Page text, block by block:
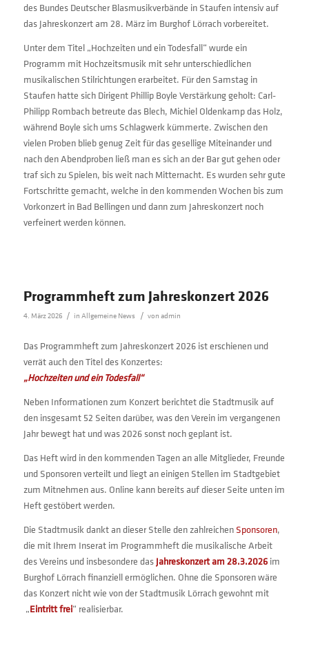
des Bundes Deutscher Blasmusikverbände in Staufen intensiv auf
das Jahreskonzert am 28. März im Burghof Lörrach vorbereitet.
Unter dem Titel „Hochzeiten und ein Todesfall“ wurde ein
Programm mit Hochzeitsmusik mit sehr unterschiedlichen
musikalischen Stilrichtungen erarbeitet. Für den Samstag in
Staufen hatte sich Dirigent Phillip Boyle Verstärkung geholt: Carl-
Philipp Rombach betreute das Blech, Michiel Oldenkamp das Holz,
während Boyle sich ums Schlagwerk kümmerte. Zwischen den
vielen Proben blieb genug Zeit für das gesellige Miteinander und
nach den Abendproben ließ man es sich an der Bar gut gehen oder
traf sich zu Spielen, bis weit nach Mitternacht. Es wurden sehr gute
Fortschritte gemacht, welche in den kommenden Wochen bis zum
Vorkonzert in Bad Bellingen und dann zum Jahreskonzert noch
verfeinert werden können.
Programmheft zum Jahreskonzert 2026
4. März 2026 / in Allgemeine News / von admin
Das Programmheft zum Jahreskonzert 2026 ist erschienen und
verrät auch den Titel des Konzertes:
„Hochzeiten und ein Todesfall“
Neben Informationen zum Konzert berichtet die Stadtmusik auf
den insgesamt 52 Seiten darüber, was den Verein im vergangenen
Jahr bewegt hat und was 2026 sonst noch geplant ist.
Das Heft wird in den kommenden Tagen an alle Mitglieder, Freunde
und Sponsoren verteilt und liegt an einigen Stellen im Stadtgebiet
zum Mitnehmen aus. Online kann bereits auf dieser Seite unten im
Heft gestöbert werden.
Die Stadtmusik dankt an dieser Stelle den zahlreichen Sponsoren,
die mit Ihrem Inserat im Programmheft die musikalische Arbeit
des Vereins und insbesondere das Jahreskonzert am 28.3.2026im
Burghof Lörrach finanziell ermöglichen. Ohne die Sponsoren wäre
das Konzert nicht wie von der Stadtmusik Lörrach gewohnt mit
„Eintritt frei“ realisierbar.